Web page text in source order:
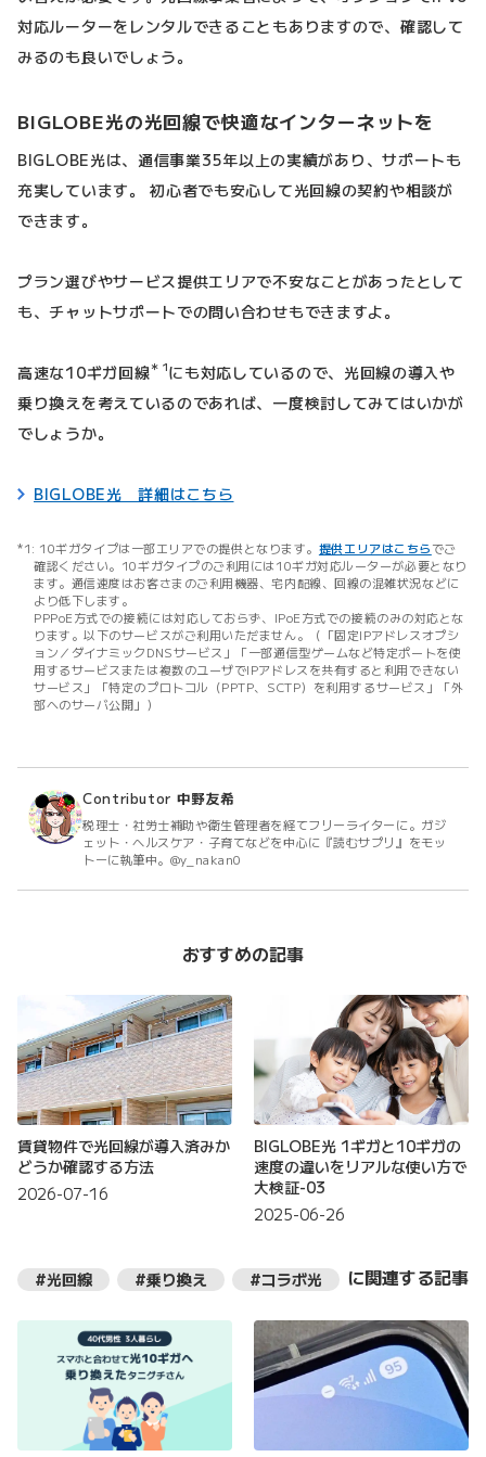
対応ルーターをレンタルできることもありますので、確認して
みるのも良いでしょう。
BIGLOBE光の光回線で快適なインターネットを
BIGLOBE光は、通信事業35年以上の実績があり、サポートも
充実しています。 初心者でも安心して光回線の契約や相談が
できます。
プラン選びやサービス提供エリアで不安なことがあったとして
も、チャットサポートでの問い合わせもできますよ。
高速な10ギガ回線＊1にも対応しているので、光回線の導入や
乗り換えを考えているのであれば、一度検討してみてはいかが
でしょうか。
BIGLOBE光 詳細はこちら
10ギガタイプは一部エリアでの提供となります。 提供エリアはこちらでご
確認ください。10ギガタイプのご利用には10ギガ対応ルーターが必要となり
ます。通信速度はお客さまのご利用機器、宅内配線、回線の混雑状況などに
より低下します。
PPPoE方式での接続には対応しておらず、IPoE方式での接続のみの対応とな
ります。以下のサービスがご利用いただません。（「固定IPアドレスオプシ
ョン／ダイナミックDNSサービス」「一部通信型ゲームなど特定ポートを使
用するサービスまたは複数のユーザでIPアドレスを共有すると利用できない
サービス」「特定のプロトコル（PPTP、SCTP）を利用するサービス」「外
部へのサーバ公開」）
Contributor 中野友希
税理士・社労士補助や衛生管理者を経てフリーライターに。ガジ
ェット・ヘルスケア・子育てなどを中心に『読むサプリ』をモッ
トーに執筆中。@y_nakan0
おすすめの記事
賃貸物件で光回線が導入済みか
どうか確認する方法
2026-07-16
BIGLOBE光 1ギガと10ギガの
速度の違いをリアルな使い方で
大検証-03
2025-06-26
#光回線 #乗り換え #コラボ光 に関連する記事